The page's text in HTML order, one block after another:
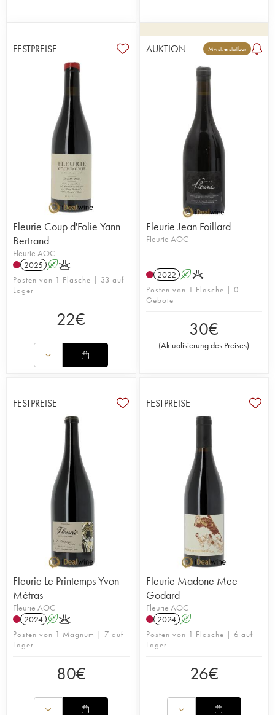
FESTPREISE
Fleurie Coup d'Folie Yann
Bertrand
Fleurie AOC
2025 AK
Posten von 1 Flasche | 33 auf
Lager
22€
AUKTION Mwst. erstattbar
Fleurie Jean Foillard
Fleurie AOC
2022 AK
Posten von 1 Flasche | 0
Gebote
30€
(Aktualisierung des Preises)
FESTPREISE
Fleurie Le Printemps Yvon
Métras
Fleurie AOC
2024 AK
Posten von 1 Magnum | 7 auf
Lager
80€
FESTPREISE
Fleurie Madone Mee
Godard
Fleurie AOC
2024 A
Posten von 1 Flasche | 6 auf
Lager
26€